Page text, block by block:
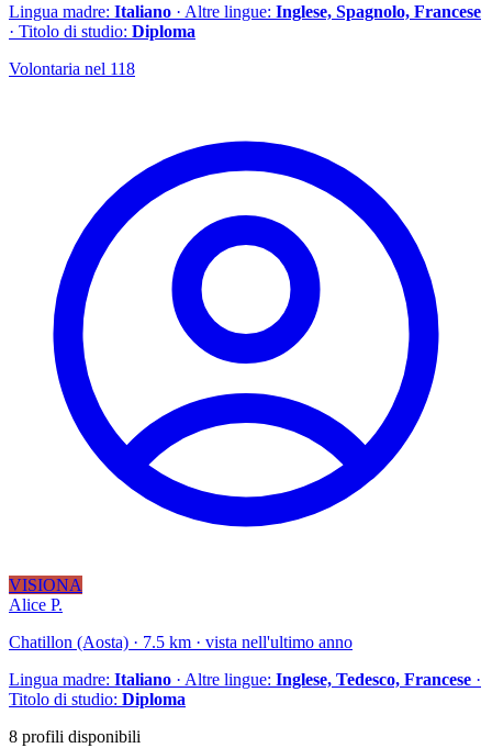
Lingua madre: Italiano · Altre lingue: Inglese, Spagnolo, Francese
· Titolo di studio: Diploma
Volontaria nel 118
VISIONA
Alice P.
Chatillon (Aosta) · 7.5 km · vista nell'ultimo anno
Lingua madre: Italiano · Altre lingue: Inglese, Tedesco, Francese ·
Titolo di studio: Diploma
8 profili disponibili